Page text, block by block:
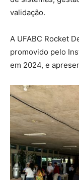
validação.
A UFABC Rocket
promovido pelo
em 2024, e